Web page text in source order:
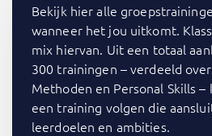
Bekijk hier alle
wanneer het jou uitkomt.
mix hiervan. Uit een totaal
300 trainingen – verdeeld
Methoden en Personal Skills –
een training volgen die
leerdoelen en ambities.